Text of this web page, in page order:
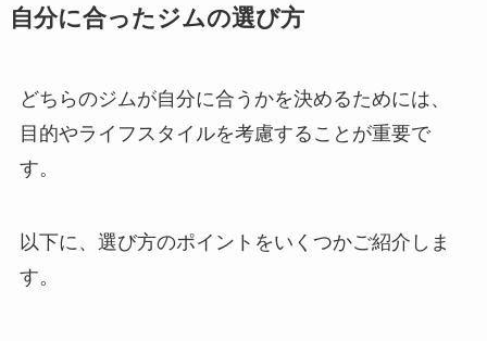
自分に合ったジムの選び方
どちらのジムが自分に合うかを決めるためには、
目的やライフスタイルを考慮することが重要で
す。
以下に、選び方のポイントをいくつかご紹介しま
す。